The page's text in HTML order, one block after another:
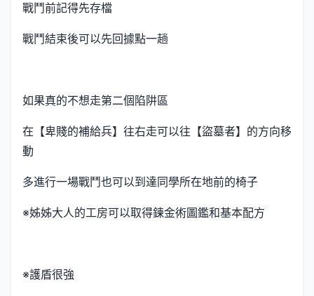
戰鬥前記得先存檔
戰鬥結束後可以先回據點一趟
如果真的不想走第二個陷阱區
在【卑賤的補給兵】往右走可以往【盜墓者】的方向移
動
多進行一場戰鬥也可以到達同學所在地前的椅子
※姊姊大人的工房可以取得鍊金術圖鑑和基本配方
※護盾很強